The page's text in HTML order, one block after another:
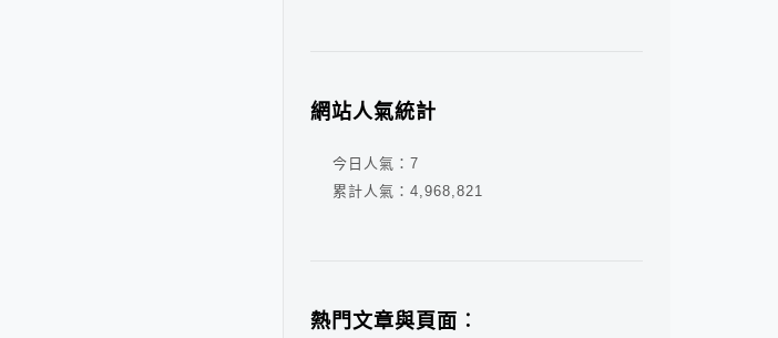
網站人氣統計
今日人氣： 7
累計人氣： 4,968,821
熱門文章與頁面︰